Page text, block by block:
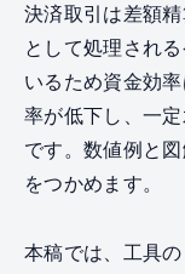
決済取引は差額
として処理され
いるため資金効
率が低下し、一
です。数値例と
をつかめます。
本稿では、工具